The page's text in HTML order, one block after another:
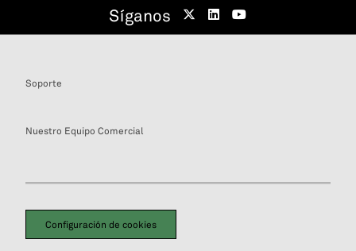
Síganos
Soporte
Nuestro Equipo Comercial
Configuración de cookies